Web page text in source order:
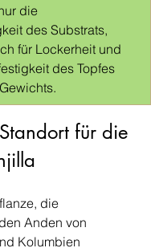
die
des Substrats,
für Lockerheit und
des Topfes
für die
die
Anden von
Kolumbien